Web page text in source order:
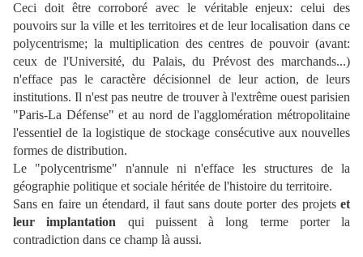
Ceci doit être corroboré avec le véritable enjeux: celui des
pouvoirs sur la ville et les territoires et de leur localisation dans ce
polycentrisme; la multiplication des centres de pouvoir (avant:
ceux de l'Université, du Palais, du Prévost des marchands...)
n'efface pas le caractère décisionnel de leur action, de leurs
institutions. Il n'est pas neutre de trouver à l'extrême ouest parisien
"Paris-La Défense" et au nord de l'agglomération métropolitaine
l'essentiel de la logistique de stockage consécutive aux nouvelles
formes de distribution.
Le "polycentrisme" n'annule ni n'efface les structures de la
géographie politique et sociale héritée de l'histoire du territoire.
Sans en faire un étendard, il faut sans doute porter des projets et
leur implantation qui puissent à long terme porter la
contradiction dans ce champ là aussi.